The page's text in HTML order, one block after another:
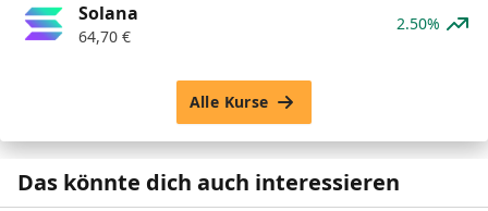
Solana
64,70 €
2.50%
Alle Kurse
Das könnte dich auch interessieren